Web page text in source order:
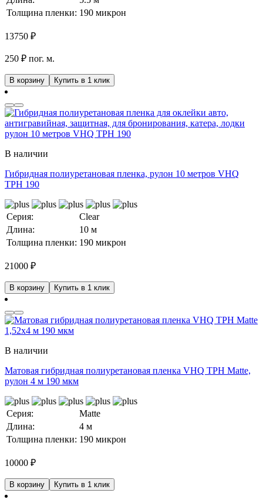
Толщина пленки: 190 микрон
13750 ₽
250 ₽ пог. м.
В корзину Купить в 1 клик
В наличии
Гибридная полиуретановая пленка, рулон 10 метров VHQ
TPH 190
Серия:
Clear
Длина:
10 м
Толщина пленки: 190 микрон
21000 ₽
В корзину Купить в 1 клик
В наличии
Матовая гибридная полиуретановая пленка VHQ TPH Matte,
рулон 4 м 190 мкм
Серия:
Matte
Длина:
4 м
Толщина пленки: 190 микрон
10000 ₽
В корзину Купить в 1 клик